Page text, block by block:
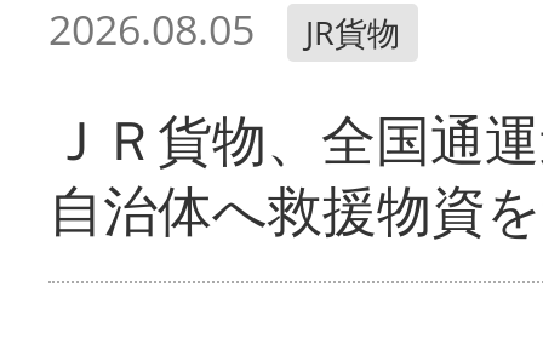
2026.08.05 JR貨物
ＪＲ貨物、全国通
自治体へ救援物資